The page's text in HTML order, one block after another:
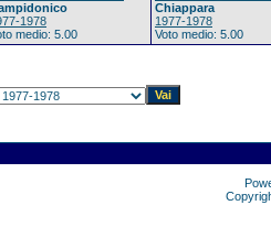
1978
medio: 5.00
Chiappara
1977-1978
Voto medio: 5.00